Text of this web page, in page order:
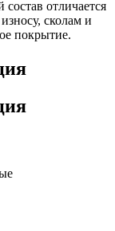
отличается
сколам и
покрытие.